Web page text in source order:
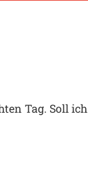
Tag. Soll ich